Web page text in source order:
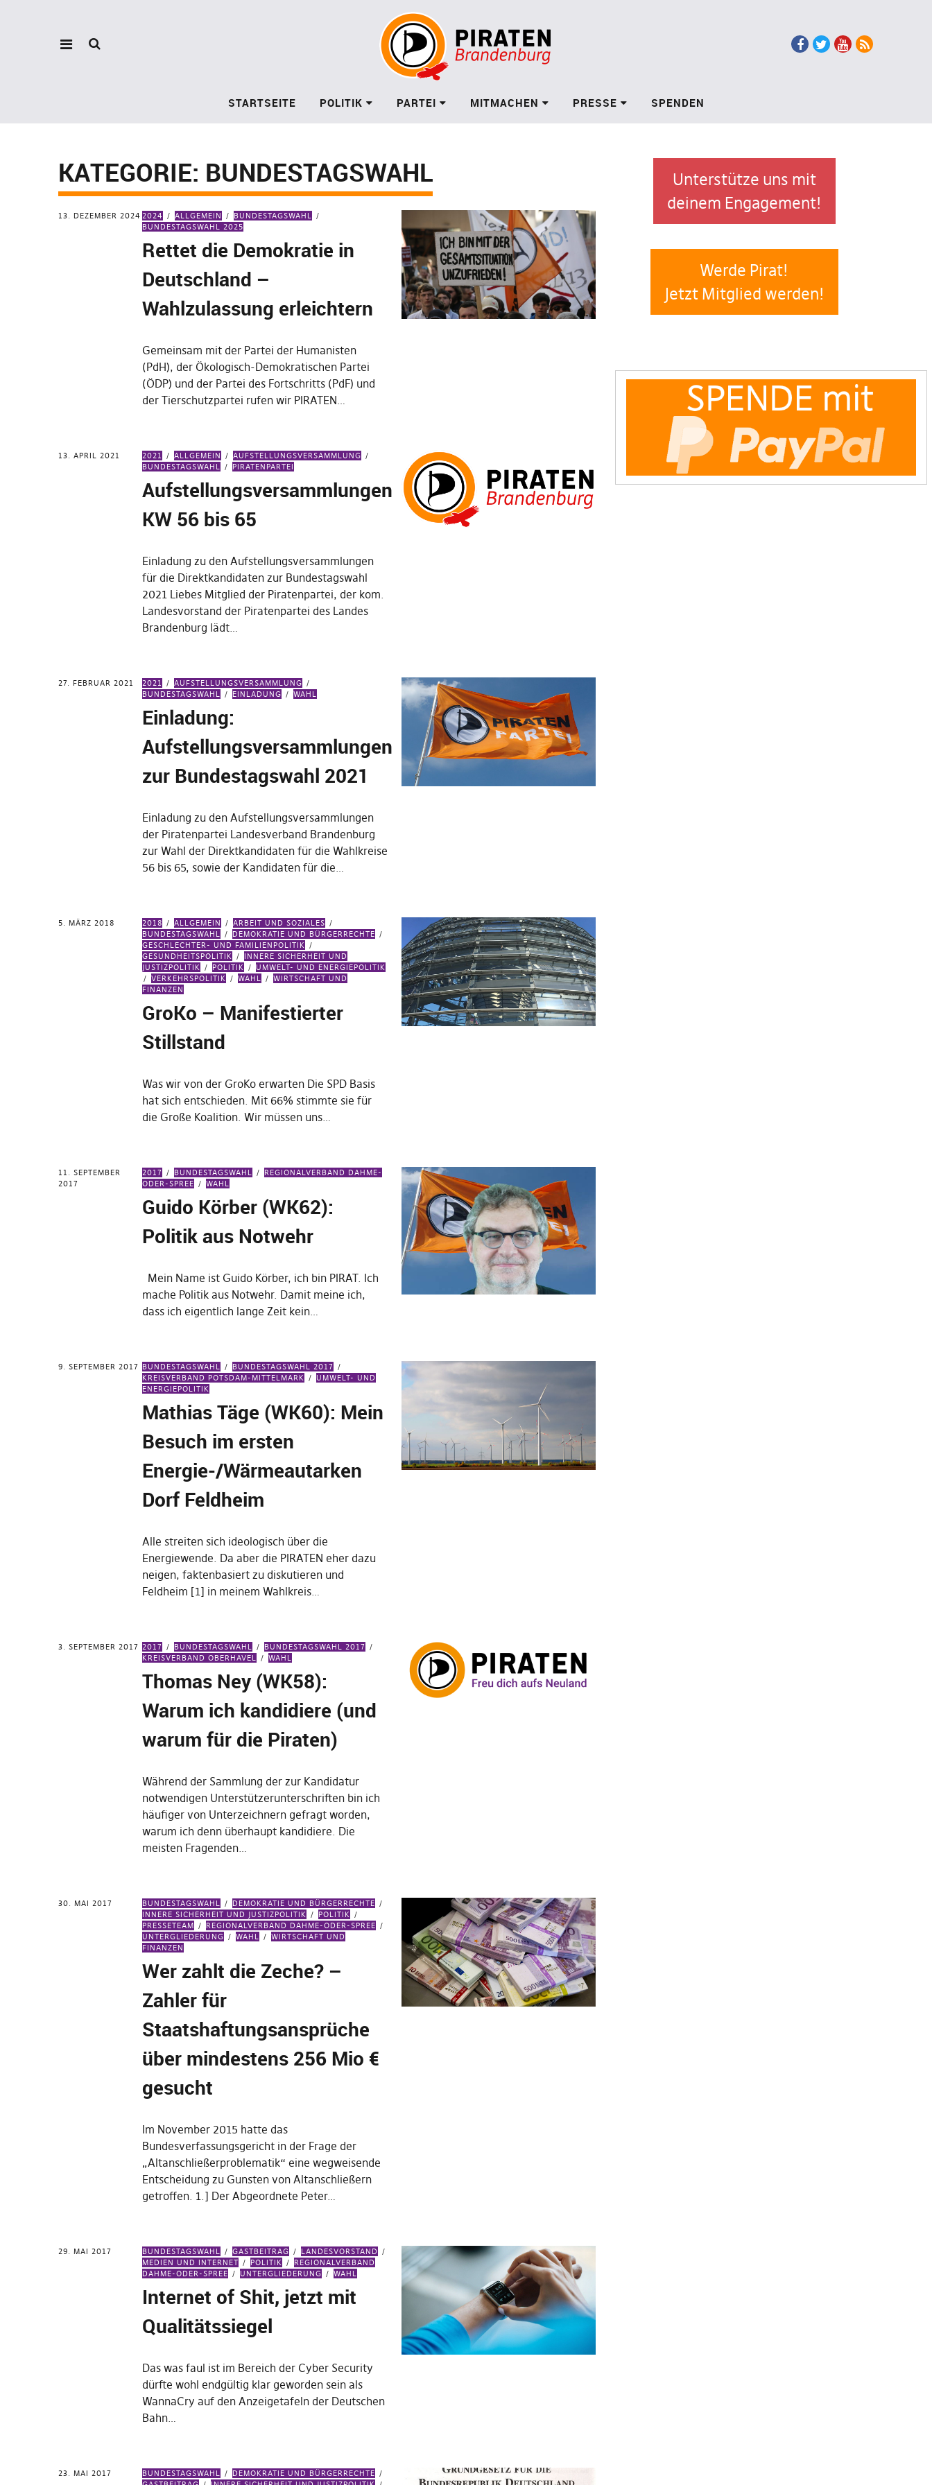
STARTSEITE POLITIK PARTEI MITMACHEN PRESSE SPENDEN
KATEGORIE: BUNDESTAGSWAHL
13. DEZEMBER 2024 2024 ALLGEMEIN
BUNDESTAGSWAHL
BUNDESTAGSWAHL 2025
Rettet die Demokratie in
Deutschland –
Wahlzulassung erleichtern
Gemeinsam mit der Partei der Humanisten
(PdH), der Ökologisch-Demokratischen Partei
(ÖDP) und der Partei des Fortschritts (PdF) und
der Tierschutzpartei rufen wir PIRATEN…
13. APRIL 2021 2021 ALLGEMEIN
AUFSTELLUNGSVERSAMMLUNG
BUNDESTAGSWAHL
PIRATENPARTEI
Aufstellungsversammlungen
KW 56 bis 65
Einladung zu den Aufstellungsversammlungen
für die Direktkandidaten zur Bundestagswahl
2021 Liebes Mitglied der Piratenpartei, der kom.
Landesvorstand der Piratenpartei des Landes
Brandenburg lädt…
27. FEBRUAR 2021 2021
AUFSTELLUNGSVERSAMMLUNG
BUNDESTAGSWAHL
EINLADUNG WAHL
Einladung:
Aufstellungsversammlungen
zur Bundestagswahl 2021
Einladung zu den Aufstellungsversammlungen
der Piratenpartei Landesverband Brandenburg
zur Wahl der Direktkandidaten für die Wahlkreise
56 bis 65, sowie der Kandidaten für die…
5. MÄRZ 2018 2018 ALLGEMEIN
ARBEIT UND SOZIALES
BUNDESTAGSWAHL
DEMOKRATIE UND BÜRGERRECHTE
GESCHLECHTER- UND FAMILIENPOLITIK
GESUNDHEITSPOLITIK
INNERE SICHERHEIT UND
JUSTIZPOLITIK
POLITIK
UMWELT- UND ENERGIEPOLITIK
VERKEHRSPOLITIK
WAHL
WIRTSCHAFT UND
FINANZEN
GroKo – Manifestierter
Stillstand
Was wir von der GroKo erwarten Die SPD Basis
hat sich entschieden. Mit 66% stimmte sie für
die Große Koalition. Wir müssen uns…
11. SEPTEMBER
2017
2017 BUNDESTAGSWAHL
REGIONALVERBAND DAHME-
ODER-SPREE
WAHL
Guido Körber (WK62):
Politik aus Notwehr
Mein Name ist Guido Körber, ich bin PIRAT. Ich
mache Politik aus Notwehr. Damit meine ich,
dass ich eigentlich lange Zeit kein…
9. SEPTEMBER 2017 BUNDESTAGSWAHL
BUNDESTAGSWAHL 2017
KREISVERBAND POTSDAM-MITTELMARK
UMWELT- UND
ENERGIEPOLITIK
Mathias Täge (WK60): Mein
Besuch im ersten
Energie-/Wärmeautarken
Dorf Feldheim
Alle streiten sich ideologisch über die
Energiewende. Da aber die PIRATEN eher dazu
neigen, faktenbasiert zu diskutieren und
Feldheim [1] in meinem Wahlkreis…
3. SEPTEMBER 2017 2017 BUNDESTAGSWAHL
BUNDESTAGSWAHL 2017
KREISVERBAND OBERHAVEL
WAHL
Thomas Ney (WK58):
Warum ich kandidiere (und
warum für die Piraten)
Während der Sammlung der zur Kandidatur
notwendigen Unterstützerunterschriften bin ich
häufiger von Unterzeichnern gefragt worden,
warum ich denn überhaupt kandidiere. Die
meisten Fragenden…
30. MAI 2017 BUNDESTAGSWAHL
DEMOKRATIE UND BÜRGERRECHTE
INNERE SICHERHEIT UND JUSTIZPOLITIK
POLITIK
PRESSETEAM
REGIONALVERBAND DAHME-ODER-SPREE
UNTERGLIEDERUNG
WAHL
WIRTSCHAFT UND
FINANZEN
Wer zahlt die Zeche? –
Zahler für
Staatshaftungsansprüche
über mindestens 256 Mio €
gesucht
Im November 2015 hatte das
Bundesverfassungsgericht in der Frage der
„Altanschließerproblematik“ eine wegweisende
Entscheidung zu Gunsten von Altanschließern
getroffen. 1.] Der Abgeordnete Peter…
29. MAI 2017 BUNDESTAGSWAHL GASTBEITRAG
LANDESVORSTAND
MEDIEN UND INTERNET
POLITIK
REGIONALVERBAND
DAHME-ODER-SPREE
UNTERGLIEDERUNG WAHL
Internet of Shit, jetzt mit
Qualitätssiegel
Das was faul ist im Bereich der Cyber Security
dürfte wohl endgültig klar geworden sein als
WannaCry auf den Anzeigetafeln der Deutschen
Bahn…
23. MAI 2017 BUNDESTAGSWAHL
DEMOKRATIE UND BÜRGERRECHTE
Unterstütze uns mit
deinem Engagement!
Werde Pirat!
Jetzt Mitglied werden!